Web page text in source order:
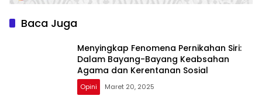
Baca Juga
Menyingkap Fenomena Pernikahan Siri:
Dalam Bayang-Bayang Keabsahan
Agama dan Kerentanan Sosial
Opini Maret 20, 2025